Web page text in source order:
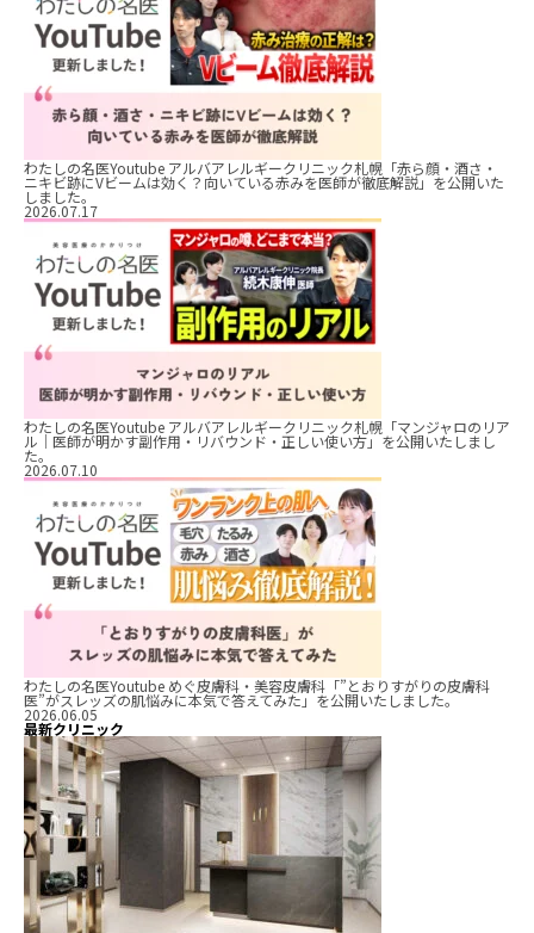
わたしの名医Youtube アルバアレルギークリニック札幌「赤ら顔・酒さ・
ニキビ跡にVビームは効く？向いている赤みを医師が徹底解説」を公開いた
しました。
2026.07.17
わたしの名医Youtube アルバアレルギークリニック札幌「マンジャロのリア
ル｜医師が明かす副作用・リバウンド・正しい使い方」を公開いたしまし
た。
2026.07.10
わたしの名医Youtube めぐ皮膚科・美容皮膚科「”とおりすがりの皮膚科
医”がスレッズの肌悩みに本気で答えてみた」を公開いたしました。
2026.06.05
最新クリニック